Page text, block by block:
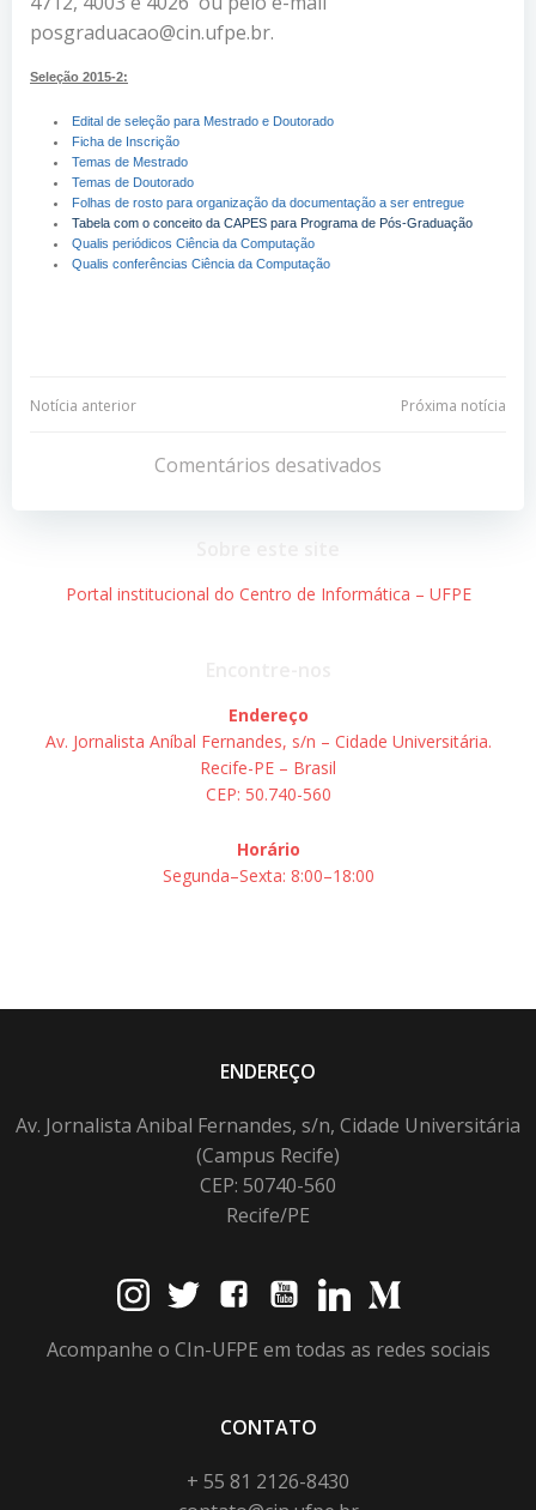
posgraduacao@cin.ufpe.br.
Seleção 2015-2:
Edital de seleção para Mestrado e Doutorado
Ficha de Inscrição
Temas de Mestrado
Temas de Doutorado
Folhas de rosto para organização da documentação a ser entregue
Tabela com o conceito da CAPES para Programa de Pós-Graduação
Qualis periódicos Ciência da Computação
Qualis conferências Ciência da Computação
Navegação
Post
Notícia anterior
Navegação
de
Post
Próxima notícia
Comentários desativados
Portal institucional do Centro de Informática – UFPE
Endereço
Av. Jornalista Aníbal Fernandes, s/n – Cidade Universitária.
Recife-PE – Brasil
CEP: 50.740-560
Horário
Segunda–Sexta: 8:00–18:00
ENDEREÇO
Av. Jornalista Anibal Fernandes, s/n, Cidade Universitária
(Campus Recife)
CEP: 50740-560
Recife/PE
Acompanhe o CIn-UFPE em todas as redes sociais
CONTATO
+ 55 81 2126-8430